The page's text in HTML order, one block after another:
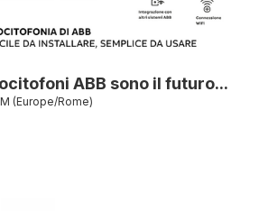
ABB sono il futuro...
(Europe/Rome)